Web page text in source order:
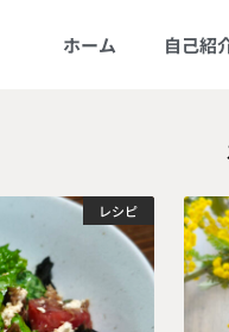
ホーム 自己紹
レシピ